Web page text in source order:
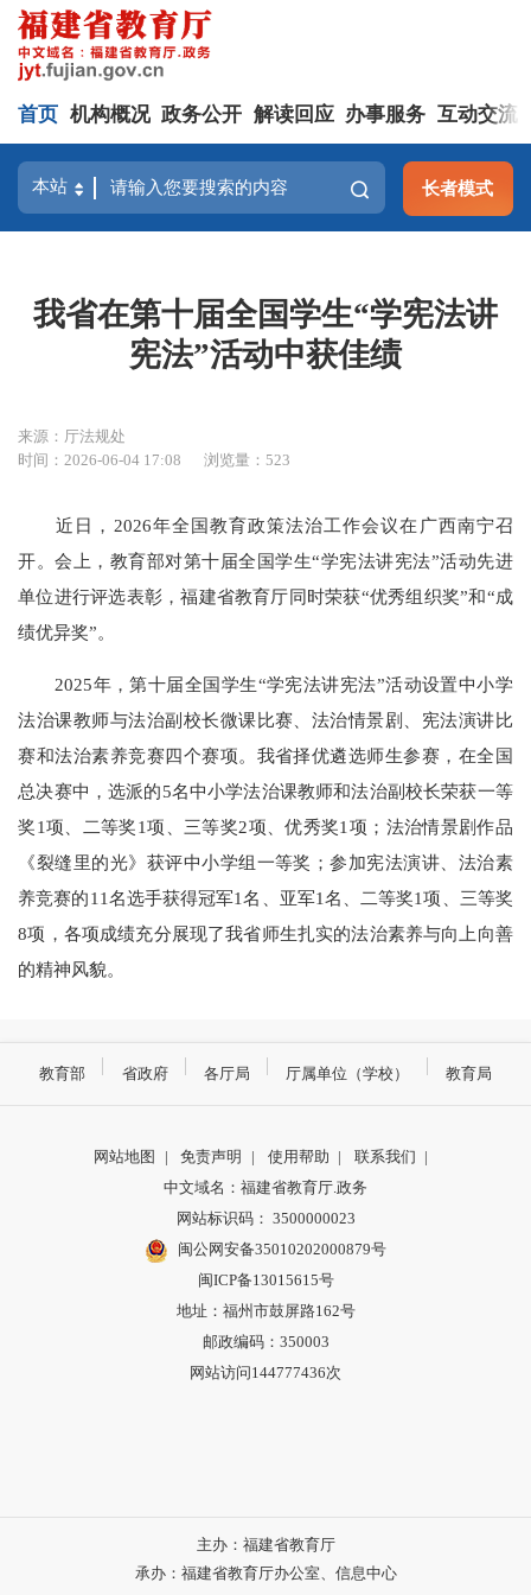
首页 机构概况 政务公开 解读回应 办事服务 互动交流
长者模式
我省在第十届全国学生“学宪法讲
宪法”活动中获佳绩
来源：厅法规处
时间：2026-06-04 17:08
浏览量：523
近日，2026年全国教育政策法治工作会议在广西南宁召
开。会上，教育部对第十届全国学生“学宪法讲宪法”活动先进
单位进行评选表彰，福建省教育厅同时荣获“优秀组织奖”和“成
绩优异奖”。
2025年，第十届全国学生“学宪法讲宪法”活动设置中小学
法治课教师与法治副校长微课比赛、法治情景剧、宪法演讲比
赛和法治素养竞赛四个赛项。我省择优遴选师生参赛，在全国
总决赛中，选派的5名中小学法治课教师和法治副校长荣获一等
奖1项、二等奖1项、三等奖2项、优秀奖1项；法治情景剧作品
《裂缝里的光》获评中小学组一等奖；参加宪法演讲、法治素
养竞赛的11名选手获得冠军1名、亚军1名、二等奖1项、三等奖
8项，各项成绩充分展现了我省师生扎实的法治素养与向上向善
的精神风貌。
教育部 省政府 各厅局 厅属单位（学校） 教育局
网站地图 | 免责声明 | 使用帮助 | 联系我们 |
中文域名：福建省教育厅.政务
网站标识码： 3500000023
闽公网安备35010202000879号
闽ICP备13015615号
地址：福州市鼓屏路162号
邮政编码：350003
网站访问144777436次
主办：福建省教育厅
承办：福建省教育厅办公室、信息中心